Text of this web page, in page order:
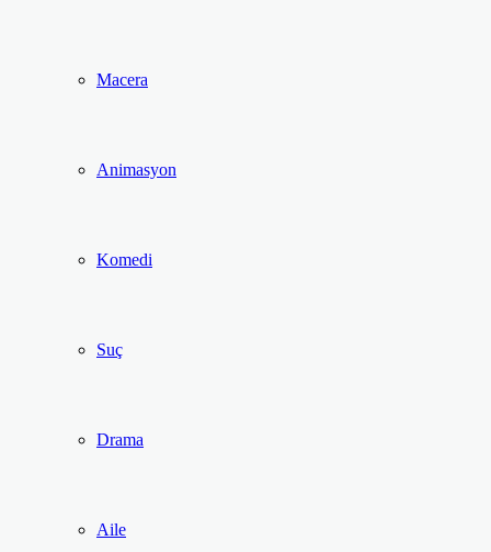
Macera
Animasyon
Komedi
Suç
Drama
Aile